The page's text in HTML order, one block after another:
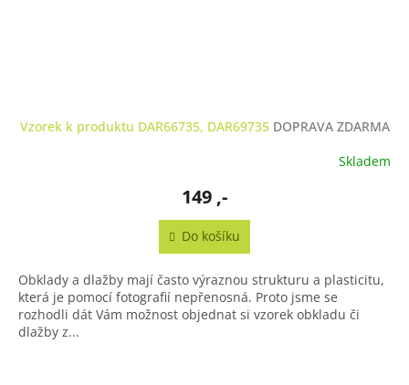
Vzorek k produktu DAR66735, DAR69735 DOPRAVA ZDARMA
Skladem
149 ,-
Do košíku
Obklady a dlažby mají často výraznou strukturu a plasticitu,
která je pomocí fotografií nepřenosná. Proto jsme se
rozhodli dát Vám možnost objednat si vzorek obkladu či
dlažby z...